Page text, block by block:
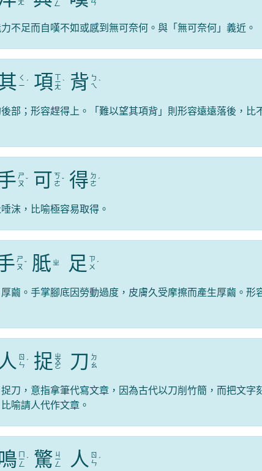
ㄤ
ㄥ
ㄢ
不足而自嘆不如或感到無可奈何。與「無可奈何」義近。
ㄑ
ㄧ ˊ 項 ㄒ
ㄧ
ㄤ
ˋ 背 ㄅ
ㄟ ˋ
部；形容趕得上。「難以望其項背」則形容遠遠落後，比
ㄕ
ㄡ ˇ 可 ㄎ
ㄜ ˇ 得 ㄉ
ㄜ ˊ
沫，比喻極容易取得。
ㄕ
ㄡ ˇ 胝 ㄓ 足 ㄗ
ㄨ ˊ
繭。手掌腳底因勞動過度，皮膚久受摩擦而產生厚繭。形
人 ㄖ
ㄣ ˊ 捉 ㄓ
ㄨ
ㄛ 刀 ㄉ
ㄠ
刀，意指拿筆代寫文章，因為古代以刀削竹簡，而把文字
喻請人代作文章。
ㄇ
ㄧ
ㄥ
ˊ 驚 ㄐ
ㄧ
ㄥ 人 ㄖ
ㄣ ˊ